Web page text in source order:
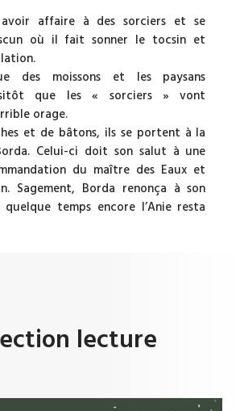
avoir affaire à des sorciers et se
où il fait sonner le tocsin et
des moissons et les paysans
que les « sorciers » vont
orage.
et de bâtons, ils se portent à la
Celui-ci doit son salut à une
du maître des Eaux et
Sagement, Borda renonça à son
temps encore l’Anie resta
lecture